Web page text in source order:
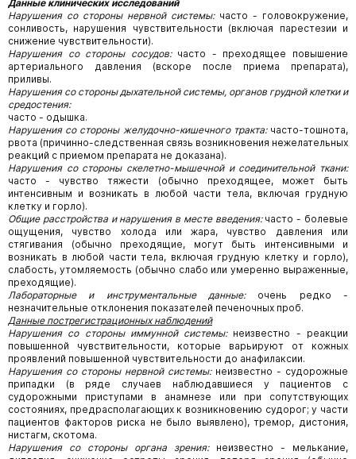
Данные клинических исследований
Нарушения со стороны нервной системы:часто - головокружение,
сонливость, нарушения чувствительности (включая парестезии и
снижение чувствительности).
Нарушения со стороны сосудов:часто - преходящее повышение
артериального давления (вскоре после приема препарата),
приливы.
Нарушения со стороны дыхательной системы, органов грудной клетки и
средостения:
часто - одышка.
Нарушения со стороны желудочно-кишечного тракта: часто-тошнота,
рвота (причинно-следственная связь возникновения нежелательных
реакций с приемом препарата не доказана).
Нарушения со стороны скелетно-мышечной и соединительной ткани:
часто - чувство тяжести (обычно преходящее, может быть
интенсивным и возникать в любой части тела, включая грудную
клетку и горло).
Общие расстройства и нарушения в месте введения:часто - болевые
ощущения, чувство холода или жара, чувство давления или
стягивания (обычно преходящие, могут быть интенсивными и
возникать в любой части тела, включая грудную клетку и горло),
слабость, утомляемость (обычно слабо или умеренно выраженные,
преходящие).
Лабораторные и инструментальные данные:очень редко -
незначительные отклонения показателей печеночных проб.
Данные пострегистрационных наблюдений
Нарушения со стороны иммунной системы:неизвестно - реакции
повышенной чувствительности, которые варьируют от кожных
проявлений повышенной чувствительности до анафилаксии.
Нарушения со стороны нервной системы:неизвестно - судорожные
припадки (в ряде случаев наблюдавшиеся у пациентов с
судорожными приступами в анамнезе или при сопутствующих
состояниях, предрасполагающих к возникновению судорог; у части
пациентов факторов риска не было выявлено), тремор, дистония,
нистагм, скотома.
Нарушения со стороны органа зрения:неизвестно - мелькание,